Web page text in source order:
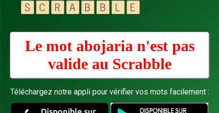
Le mot abojaria n'est pas
valide au Scrabble
Téléchargez notre appli pour vérifier vos mots facilement :